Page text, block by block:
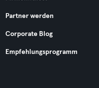
Partner werden
Corporate Blog
Empfehlungsprogramm